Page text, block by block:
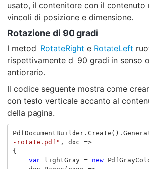
usato, il contenitore con il contenuto
vincoli di posizione e dimensione.
Rotazione di 90 gradi
I metodi RotateRight e RotateLeft
rispettivamente di 90 gradi in senso
antiorario.
Il codice seguente mostra come
con testo verticale accanto al
della pagina.
PdfDocumentBuilder. Create ().
-rotate.pdf" , doc =>
{
var
lightGray = new